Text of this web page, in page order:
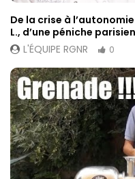
De la crise à
L., d’une péniche
L'ÉQUIPE RGNR
0